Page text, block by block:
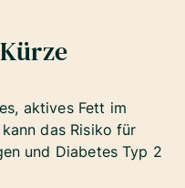
aktives Fett im
das Risiko für
und Diabetes Typ 2